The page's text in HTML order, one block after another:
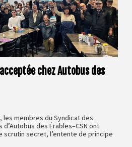
chez Autobus des
les membres du Syndicat des
des Érables–CSN ont
scrutin secret, l’entente de principe